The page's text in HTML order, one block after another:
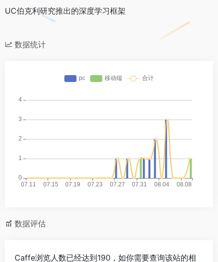
UC伯克利研究推出的深度学习框架
数据统计
数据评估
Caffe浏览人数已经达到190，如你需要查询该站的相